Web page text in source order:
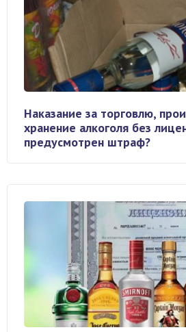
Наказание за торговлю,
хранение алкоголя без
предусмотрен штраф?